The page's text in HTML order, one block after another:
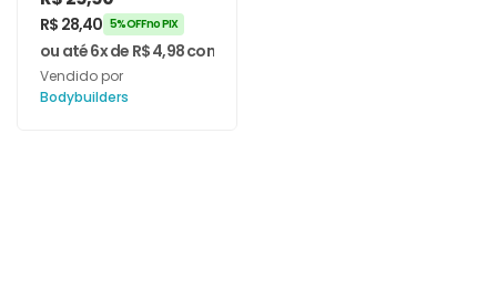
Bodybuilders
R$ 28,40 5% OFF no PIX
ou até 6x de R$4,98com juros
Vendido por
Bodybuilders